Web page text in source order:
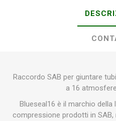
Raccordo SAB per giuntare
a 16
Blueseal16 è il marchio
compressione prodotti in SAB,